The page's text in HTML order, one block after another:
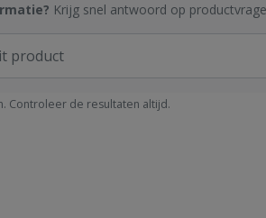
Krijg snel antwoord op
Controleer de resultaten altijd.